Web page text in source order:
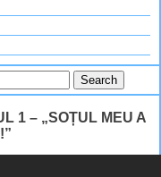
1 – „SOȚUL MEU A